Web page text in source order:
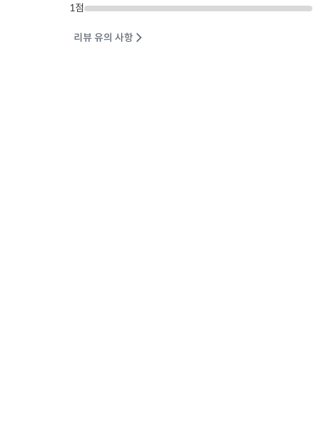
1점
리뷰 유의 사항